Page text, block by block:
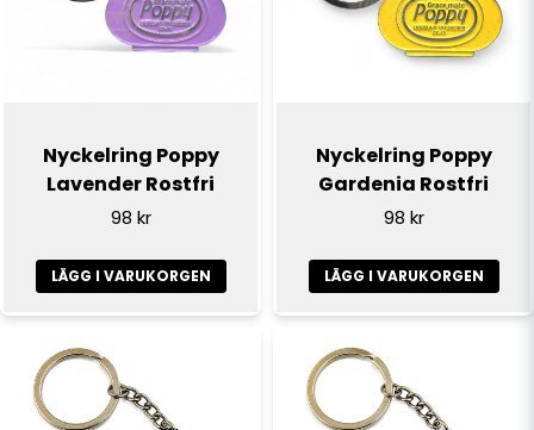
Nyckelring Poppy
Lavender Rostfri
98 kr
LÄGG I VARUKORGEN
Nyckelring Poppy
Gardenia Rostfri
98 kr
LÄGG I VARUKORGEN